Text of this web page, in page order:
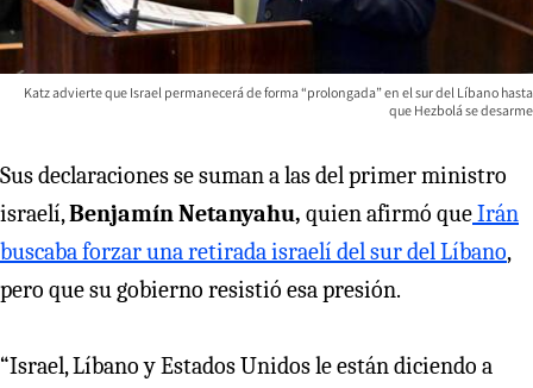
Katz advierte que Israel permanecerá de forma “prolongada” en el sur del Líbano hasta
que Hezbolá se desarme
Sus declaraciones se suman a las del primer ministro
israelí,Benjamín Netanyahu, quien afirmó queIrán
buscaba forzar una retirada israelí del sur del Líbano,
pero que su gobierno resistió esa presión.
“Israel, Líbano y Estados Unidos le están diciendo a